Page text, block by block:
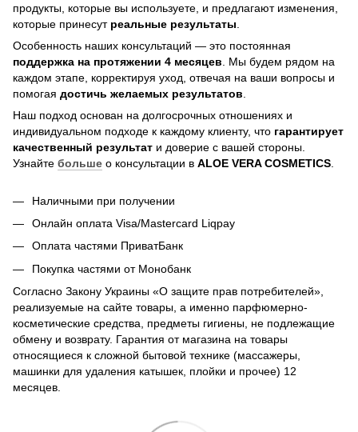
продукты, которые вы используете, и предлагают изменения,
которые принесут реальные результаты
Особенность наших консультаций — это постоянная
поддержка на протяжении 4 месяцев . Мы будем рядом на
каждом этапе, корректируя уход, отвечая на ваши вопросы и
помогая достичь желаемых результатов
Наш подход основан на долгосрочных отношениях и
индивидуальном подходе к каждому клиенту, что гарантирует
качественный результат и доверие с вашей стороны.
Узнайте больше о консультации в ALOE VERA COSMETICS
Наличными при получении
Онлайн оплата Visa/Mastercard Liqpay
Оплата частями ПриватБанк
Покупка частями от Монобанк
Согласно Закону Украины «О защите прав потребителей»,
реализуемые на сайте товары, а именно парфюмерно-
косметические средства, предметы гигиены, не подлежащие
обмену и возврату. Гарантия от магазина на товары
относящиеся к сложной бытовой технике (массажеры,
машинки для удаления катышек, плойки и прочее) 12
месяцев.